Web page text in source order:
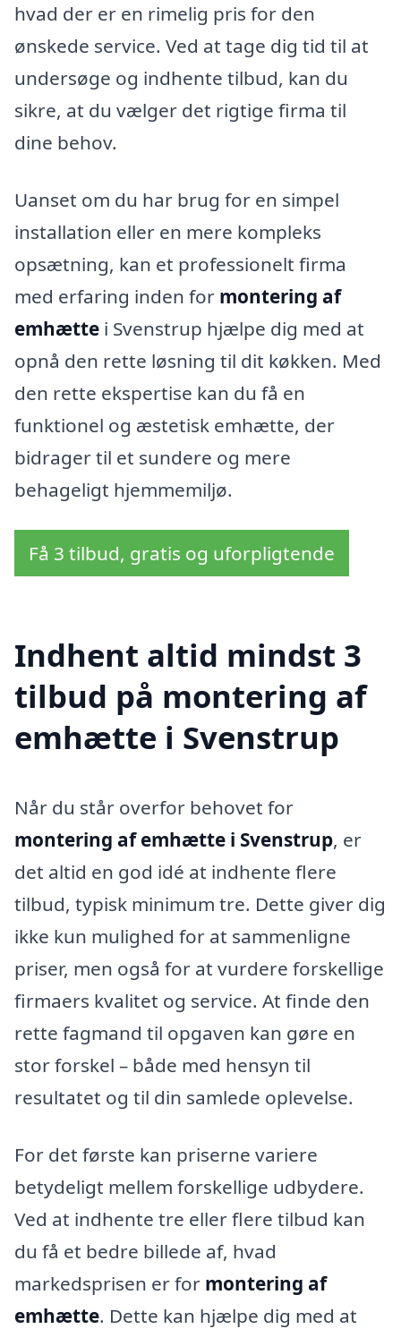
hvad der er en rimelig pris for den
ønskede service. Ved at tage dig tid til at
undersøge og indhente tilbud, kan du
sikre, at du vælger det rigtige firma til
dine behov.
Uanset om du har brug for en simpel
installation eller en mere kompleks
opsætning, kan et professionelt firma
med erfaring inden for montering af
emhætte i Svenstrup hjælpe dig med at
opnå den rette løsning til dit køkken. Med
den rette ekspertise kan du få en
funktionel og æstetisk emhætte, der
bidrager til et sundere og mere
behageligt hjemmemiljø.
Få 3 tilbud, gratis og uforpligtende
Indhent altid mindst 3
tilbud på montering af
emhætte i Svenstrup
Når du står overfor behovet for
montering af emhætte i Svenstrup, er
det altid en god idé at indhente flere
tilbud, typisk minimum tre. Dette giver dig
ikke kun mulighed for at sammenligne
priser, men også for at vurdere forskellige
firmaers kvalitet og service. At finde den
rette fagmand til opgaven kan gøre en
stor forskel – både med hensyn til
resultatet og til din samlede oplevelse.
For det første kan priserne variere
betydeligt mellem forskellige udbydere.
Ved at indhente tre eller flere tilbud kan
du få et bedre billede af, hvad
markedsprisen er for montering af
emhætte. Dette kan hjælpe dig med at